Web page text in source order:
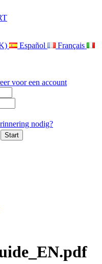
Español
Français
voor een account
nodig?